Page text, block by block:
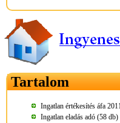
Tartalom
Ingatlan értékesítés áfa
Ingatlan eladás adó (58 db)